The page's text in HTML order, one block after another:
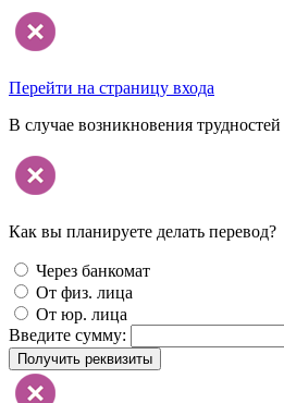
Перейти на страницу входа
В случае возникновения
Как вы планируете делать перевод?
Через банкомат
От физ. лица
От юр. лица
Введите сумму:
Получить реквизиты